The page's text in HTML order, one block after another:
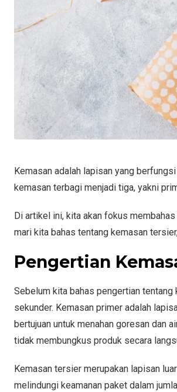
Kemasan adalah lapisan yang
kemasan terbagi menjadi tiga, yakni
Di artikel ini, kita akan fokus
mari kita bahas tentang kemasan
Pengertian
Sebelum kita bahas pengertian
sekunder. Kemasan primer adalah
bertujuan untuk menahan goresan dan
tidak membungkus produk secara
Kemasan tersier merupakan lapisan
melindungi keamanan paket dalam